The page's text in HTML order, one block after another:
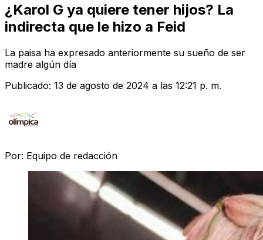
¿Karol G ya quiere tener hijos? La
indirecta que le hizo a Feid
La paisa ha expresado anteriormente su sueño de ser
madre algún día
Publicado: 13 de agosto de 2024 a las 12:21 p. m.
Por: Equipo de redacción